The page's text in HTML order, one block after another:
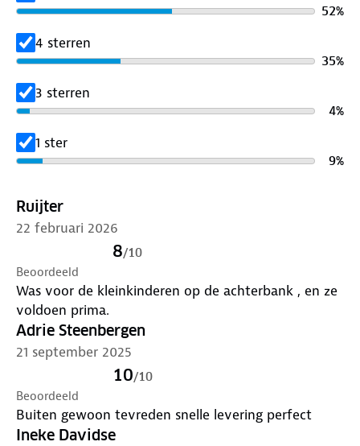
te stabiliseren, zodat deze effectief kan
functioneren bij een botsing.
De ANWB Gordelhoes is gemakkelijk te bevestigen
met behulp van de klittenbandsluiting en wordt
geleverd in een set van twee stuks (24x6,5cm).
52%
4 sterren
35%
3 sterren
4%
1 ster
9%
Ruijter
22 februari 2026
8/10
Beoordeeld
Was voor de kleinkinderen op de achterbank , en ze
voldoen prima.
Adrie Steenbergen
21 september 2025
10/10
Beoordeeld
Buiten gewoon tevreden snelle levering perfect
Ineke Davidse